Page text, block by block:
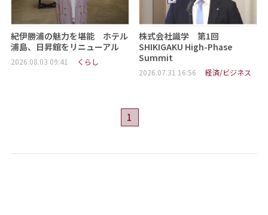
紀伊勝浦の魅力を堪能 ホテル
浦島、日昇館をリニューアル
2026.08.03 09:41 くらし
株式会社識学 第1回
SHIKIGAKU High-Phase
Summit
2026.07.31 16:56 経済/ビジネス
1